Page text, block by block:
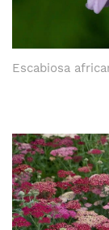
Escabiosa